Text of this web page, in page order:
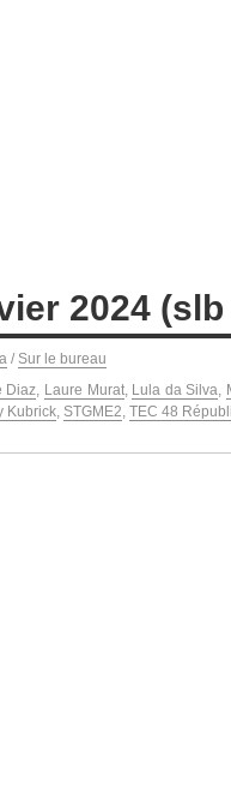
2024 (slb
/ Sur le bureau
Diaz, Laure Murat, Lula da Silva,
Kubrick, STGME2, TEC 48